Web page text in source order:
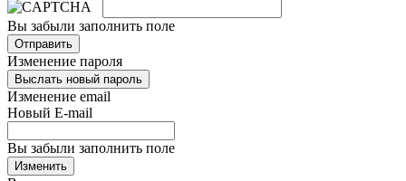
Вы забыли заполнить поле
Отправить
Изменение пароля
Выслать новый пароль
Изменение email
Новый E-mail
Вы забыли заполнить поле
Изменить